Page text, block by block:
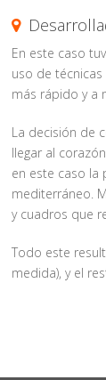
En este caso
uso de técnicas
más rápido y a
La decisión de
llegar al
en este caso la
mediterráneo.
y cuadros que
Todo este
medida), y el